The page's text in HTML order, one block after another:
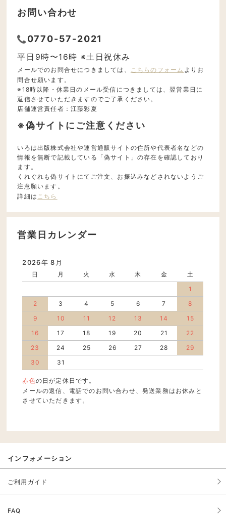
お問い合わせ
0770-57-2021
平日9時〜16時 ※土日祝休み
メールでのお問合せにつきましては、 こちらのフォーム よりお
問合せ願います。
※18時以降・休業日のメール受信につきましては、翌営業日に
返信させていただきますのでご了承ください。
店舗運営責任者：江藤彩夏
※偽サイトにご注意ください
いろは出版株式会社や運営通販サイトの住所や代表者名などの
情報を無断で記載している「偽サイト」の存在を確認しており
ます。
くれぐれも偽サイトにてご注文、お振込みなどされないようご
注意願います。
詳細は こちら
営業日カレンダー
2026年 8月
日 月 火 水 木 金
土
1
2
3 4 5 6 7
8
9
10 11 12 13 14
15
16
17 18 19 20 21
22
23
24 25 26 27 28
29
30
31
赤色の日が定休日です。
メールの返信、電話でのお問い合わせ、発送業務はお休みと
させていただきます。
インフォメーション
ご利用ガイド
FAQ